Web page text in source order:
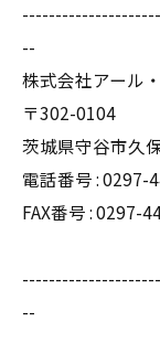
--
株式会社アール
〒302-0104
茨城県守谷市久
電話番号 :0297-
FAX番号 : 0297-
--